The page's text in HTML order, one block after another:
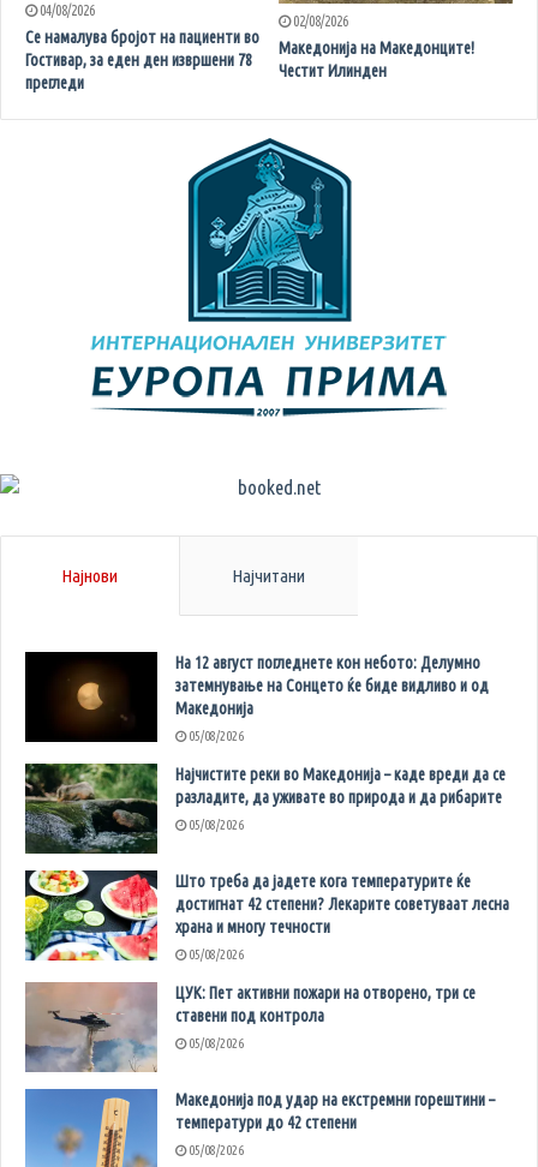
04/08/2026
Се намалува бројот на пациенти во
Гостивар, за еден ден извршени 78
прегледи
02/08/2026
Македонија на Македонците!
Честит Илинден
Најнови Најчитани
На 12 август погледнете кон небото: Делумно
затемнување на Сонцето ќе биде видливо и од
Македонија
05/08/2026
Најчистите реки во Македонија – каде вреди да се
разладите, да уживате во природа и да рибарите
05/08/2026
Што треба да јадете кога температурите ќе
достигнат 42 степени? Лекарите советуваат лесна
храна и многу течности
05/08/2026
ЦУК: Пет активни пожари на отворено, три се
ставени под контрола
05/08/2026
Македонија под удар на екстремни горештини –
температури до 42 степени
05/08/2026